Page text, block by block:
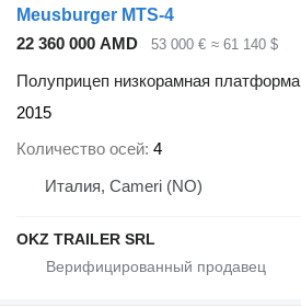
Meusburger MTS-4
22 360 000 AMD
53 000 € ≈ 61 140 $
Полуприцеп низкорамная платформа
2015
Количество осей 4
Италия, Cameri (NO)
OKZ TRAILER SRL